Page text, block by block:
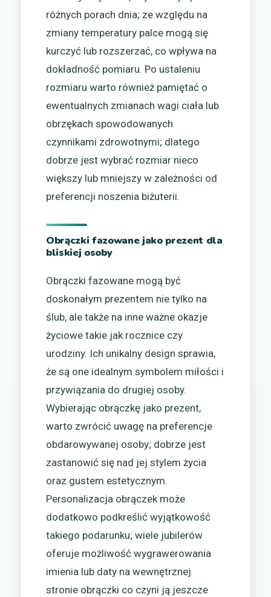
różnych porach dnia; ze względu na
zmiany temperatury palce mogą się
kurczyć lub rozszerzać, co wpływa na
dokładność pomiaru. Po ustaleniu
rozmiaru warto również pamiętać o
ewentualnych zmianach wagi ciała lub
obrzękach spowodowanych
czynnikami zdrowotnymi; dlatego
dobrze jest wybrać rozmiar nieco
większy lub mniejszy w zależności od
preferencji noszenia biżuterii.
Obrączki fazowane jako prezent dla
bliskiej osoby
Obrączki fazowane mogą być
doskonałym prezentem nie tylko na
ślub, ale także na inne ważne okazje
życiowe takie jak rocznice czy
urodziny. Ich unikalny design sprawia,
że są one idealnym symbolem miłości i
przywiązania do drugiej osoby.
Wybierając obrączkę jako prezent,
warto zwrócić uwagę na preferencje
obdarowywanej osoby; dobrze jest
zastanowić się nad jej stylem życia
oraz gustem estetycznym.
Personalizacja obrączek może
dodatkowo podkreślić wyjątkowość
takiego podarunku; wiele jubilerów
oferuje możliwość wygrawerowania
imienia lub daty na wewnętrznej
stronie obrączki co czyni ją jeszcze